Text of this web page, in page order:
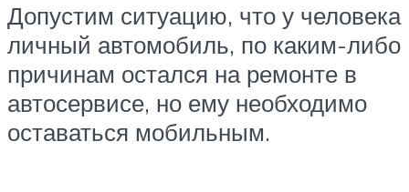
Допустим ситуацию, что у человека
личный автомобиль, по каким-либо
причинам остался на ремонте в
автосервисе, но ему необходимо
оставаться мобильным.